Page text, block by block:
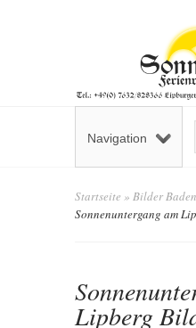
Navigation
Startseite » Bilder
Sonnenuntergang am
Lipberg